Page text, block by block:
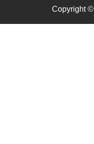
Copyright ©